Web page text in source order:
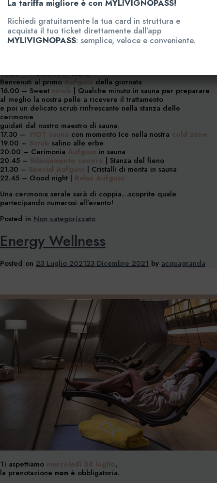
è obbligatoria.
14.30 – Welcome in sauna
Benvenuti al primo Aufguss della giornata
16.00 – Sweet scrub | Qualche minuto in sauna per preparare
al meglio la nostra pelle a ricevere il trattamento
e poi un delicato scrub rinfrescante nella stanza delle
cerimonie
guidati dal nostro maestro di sauna.
17.30 – HOT sauna con momento Ice nella nostra cold zone
19.00 – Scrub salino alle erbe
20.00 – Cerimonia Aufguss in sauna
20.45 – Rilassamento sonoro | Stanza del fieno
21.30 – Special Aufguss | Cristalli di menta in sauna
22.45 – Good night | Relax Aufguss
Una cerimonia serale sarà di coppia…scoprite quale
partecipando numerosi all’evento!
Posted in Non categorizzato
Energy Wellness
Posted on 23 Luglio 202123 Dicembre 2021 by acquagranda
Ti aspettiamo mercoledì 28 luglio,
la prenotazione non è obbligatoria.
La tariffa migliore è con MYLIVIGNOPASS!
Richiedi gratuitamente la tua card in struttura e
acquista il tuo ticket direttamente dall’app
MYLIVIGNOPASS: semplice, veloce e conveniente.